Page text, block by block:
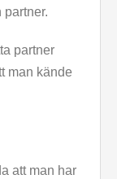
partner.
partner
man kände
att man har